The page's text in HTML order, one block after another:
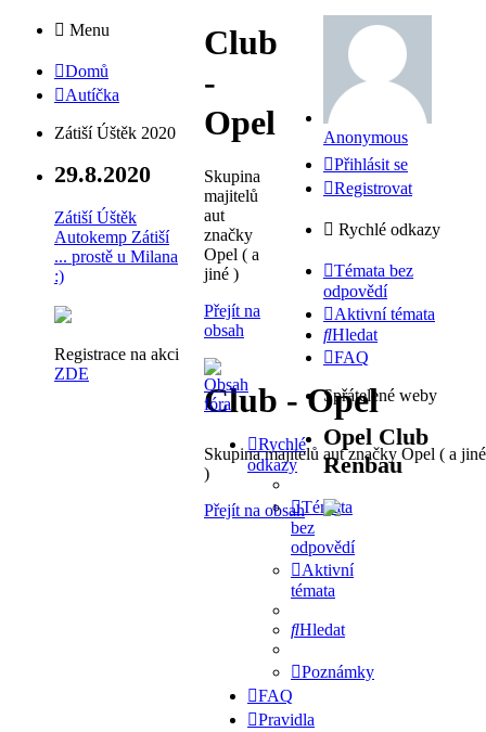
Menu
Domů
Autíčka
Zátiší Úštěk 2020
29.8.2020
Zátiší Úštěk
Autokemp Zátiší
... prostě u Milana
:)
Registrace na akci
ZDE
Club
-
Opel
Skupina
majitelů
aut
značky
Opel ( a
jiné )
Přejít na
obsah
Club - Opel
Skupina majitelů aut značky Opel ( a jiné
)
Přejít na obsah
Rychlé
odkazy
Témata
bez
odpovědí
Aktivní
témata
Hledat
Poznámky
FAQ
Pravidla
Anonymous
Přihlásit se
Registrovat
Rychlé odkazy
Témata bez
odpovědí
Aktivní témata
Hledat
FAQ
Spřátelené weby
Opel Club
Renbau